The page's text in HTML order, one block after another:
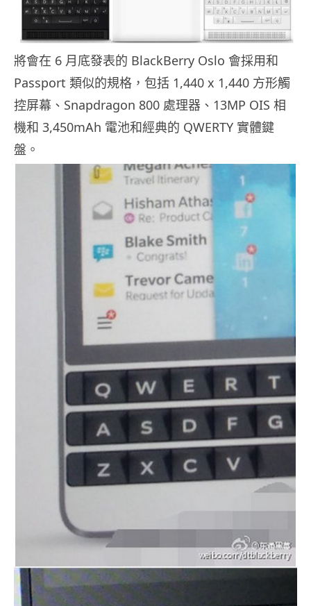
將會在 6 月底發表的 BlackBerry Oslo 會採用和
Passport 類似的規格，包括 1,440 x 1,440 方形觸
控屏幕、Snapdragon 800 處理器、13MP OIS 相
機和 3,450mAh 電池和經典的 QWERTY 實體鍵
盤。